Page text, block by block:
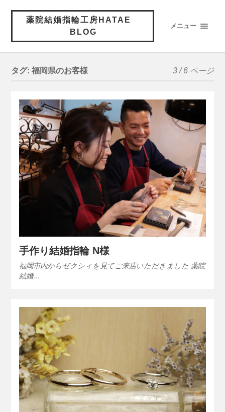
薬院結婚指輪工房HATAE
BLOG
メニュー
タグ:福岡県のお客様 3 / 6 ページ
手作り結婚指輪 N様
福岡市内からゼクシィを見てご来店いただきました 薬院
結婚…